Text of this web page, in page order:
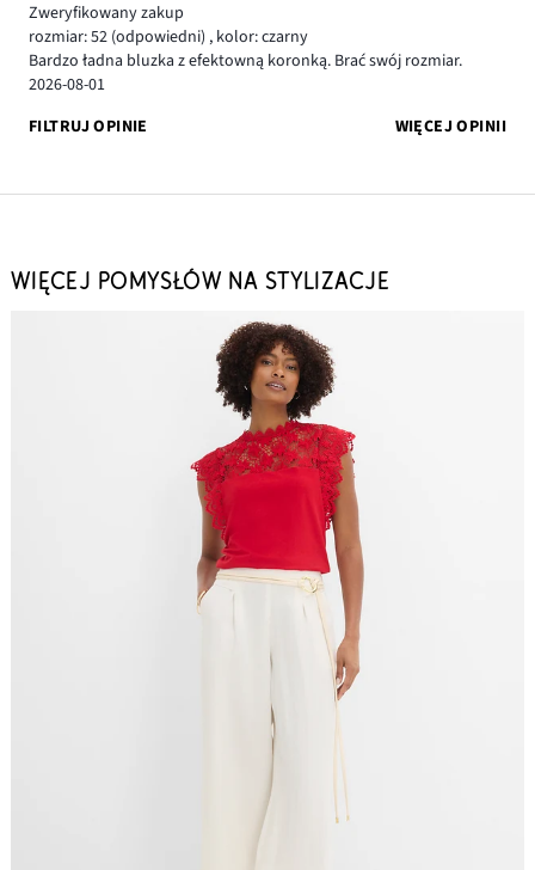
Zweryfikowany zakup
rozmiar: 52 (odpowiedni) , kolor: czarny
Bardzo ładna bluzka z efektowną koronką. Brać swój rozmiar.
2026-08-01
FILTRUJ OPINIE
WIĘCEJ OPINII
WIĘCEJ POMYSŁÓW NA STYLIZACJE